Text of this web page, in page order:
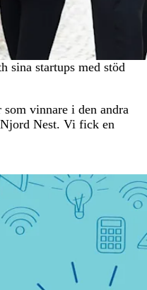
sina startups med stöd
vinnare i den andra
Nest. Vi fick en